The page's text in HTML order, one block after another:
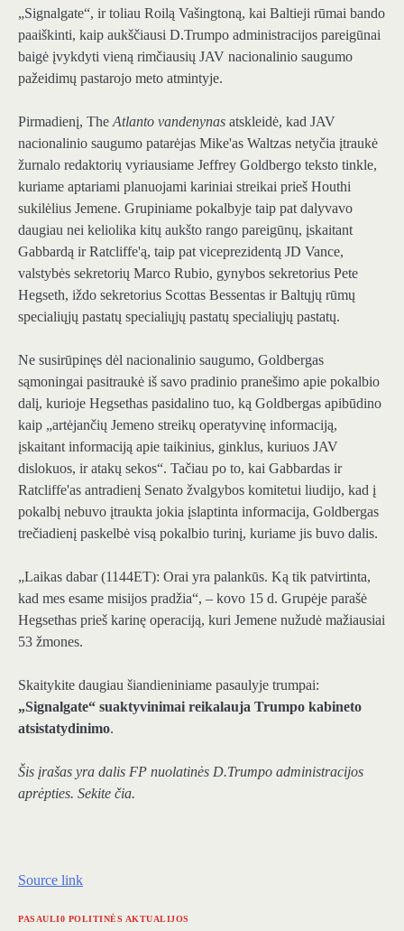
„Signalgate“, ir toliau Roilą Vašingtoną, kai Baltieji rūmai bando
paaiškinti, kaip aukščiausi D.Trumpo administracijos pareigūnai
baigė įvykdyti vieną rimčiausių JAV nacionalinio saugumo
pažeidimų pastarojo meto atmintyje.
Pirmadienį, The Atlanto vandenynas atskleidė, kad JAV
nacionalinio saugumo patarėjas Mike'as Waltzas netyčia įtraukė
žurnalo redaktorių vyriausiame Jeffrey Goldbergo teksto tinkle,
kuriame aptariami planuojami kariniai streikai prieš Houthi
sukilėlius Jemene. Grupiniame pokalbyje taip pat dalyvavo
daugiau nei keliolika kitų aukšto rango pareigūnų, įskaitant
Gabbardą ir Ratcliffe'ą, taip pat viceprezidentą JD Vance,
valstybės sekretorių Marco Rubio, gynybos sekretorius Pete
Hegseth, iždo sekretorius Scottas Bessentas ir Baltųjų rūmų
specialiųjų pastatų specialiųjų pastatų specialiųjų pastatų.
Ne susirūpinęs dėl nacionalinio saugumo, Goldbergas
sąmoningai pasitraukė iš savo pradinio pranešimo apie pokalbio
dalį, kurioje Hegsethas pasidalino tuo, ką Goldbergas apibūdino
kaip „artėjančių Jemeno streikų operatyvinę informaciją,
įskaitant informaciją apie taikinius, ginklus, kuriuos JAV
dislokuos, ir atakų sekos“. Tačiau po to, kai Gabbardas ir
Ratcliffe'as antradienį Senato žvalgybos komitetui liudijo, kad į
pokalbį nebuvo įtraukta jokia įslaptinta informacija, Goldbergas
trečiadienį paskelbė visą pokalbio turinį, kuriame jis buvo dalis.
„Laikas dabar (1144ET): Orai yra palankūs. Ką tik patvirtinta,
kad mes esame misijos pradžia“, – kovo 15 d. Grupėje parašė
Hegsethas prieš karinę operaciją, kuri Jemene nužudė mažiausiai
53 žmones.
Skaitykite daugiau šiandieniniame pasaulyje trumpai:
„Signalgate“ suaktyvinimai reikalauja Trumpo kabineto
atsistatydinimo.
Šis įrašas yra dalis FP nuolatinės D.Trumpo administracijos
aprėpties. Sekite čia.
Source link
PASAULI0 POLITINĖS AKTUALIJOS